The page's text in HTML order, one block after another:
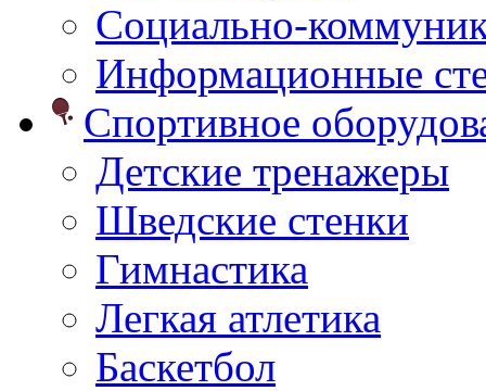
Социально-
Информационные
Спортивное
Детские тренажеры
Шведские стенки
Гимнастика
Легкая атлетика
Баскетбол